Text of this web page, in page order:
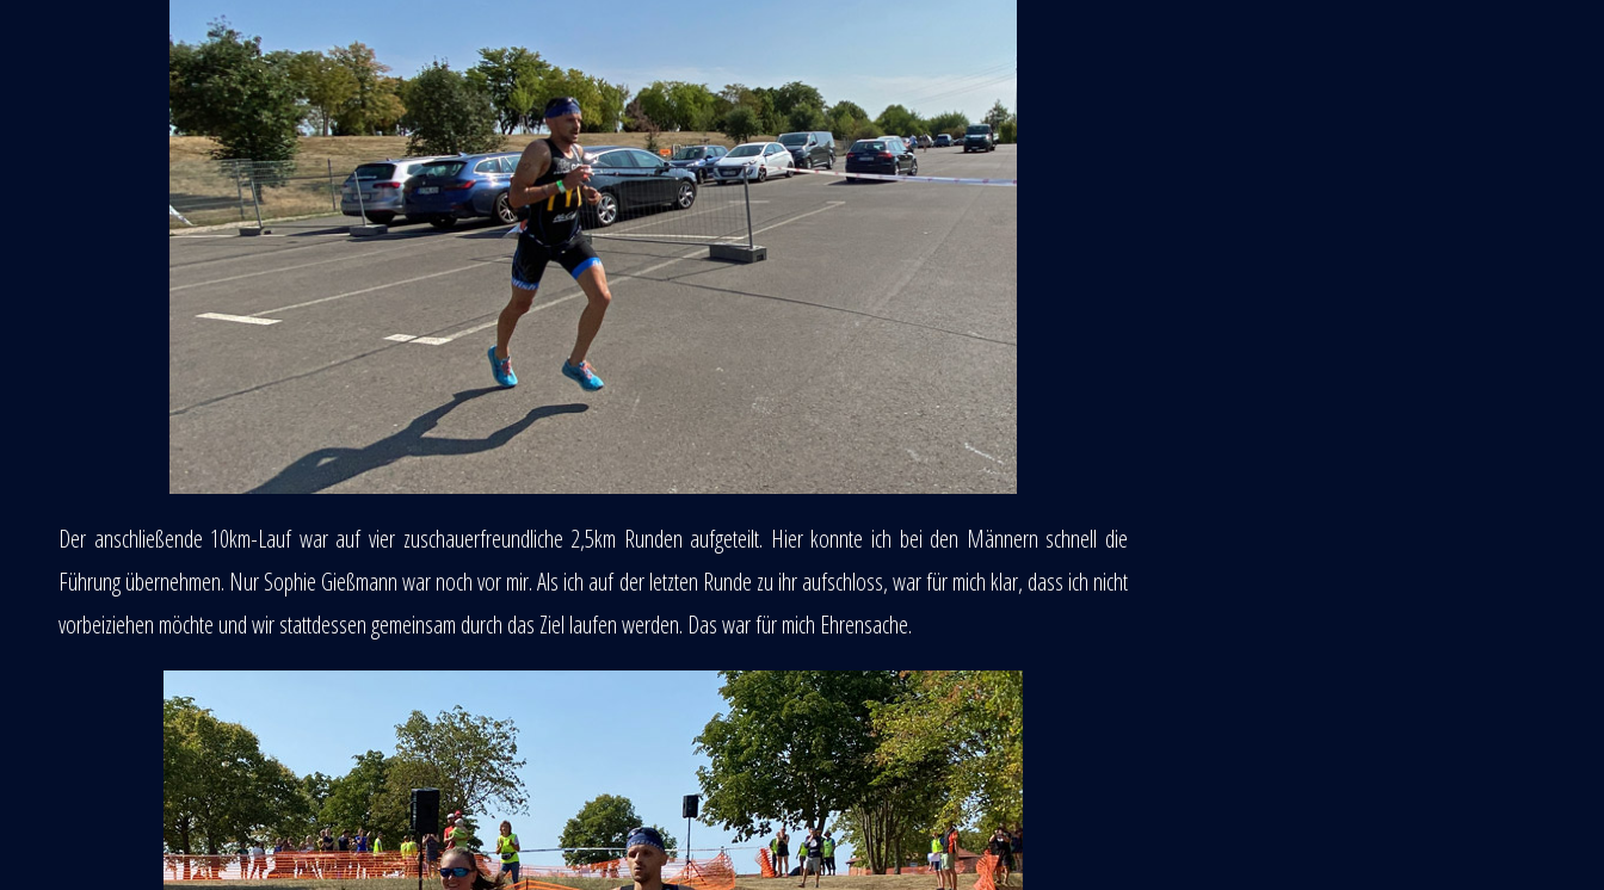
Der anschließende 10km-Lauf war auf vier zuschauerfreundliche 2,5km Runden aufgeteilt. Hier konnte ich bei den Männern schnell die
Führung übernehmen. Nur Sophie Gießmann war noch vor mir. Als ich auf der letzten Runde zu ihr aufschloss, war für mich klar, dass ich nicht
vorbeiziehen möchte und wir stattdessen gemeinsam durch das Ziel laufen werden. Das war für mich Ehrensache.